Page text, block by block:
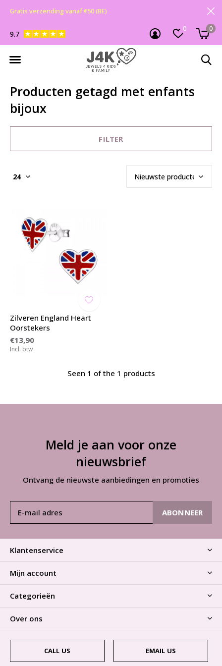
0 0
9.7
Gratis verzending vanaf €50 (BE)
Producten getagd met enfants
bijoux
FILTER
Zilveren England Heart
Oorstekers
€13,90
Incl. btw
Seen 1 of the 1 products
Meld je aan voor onze
nieuwsbrief
Ontvang de nieuwste aanbiedingen en promoties
ABONNEER
Klantenservice
Mijn account
Categorieën
Over ons
CALL US EMAIL US